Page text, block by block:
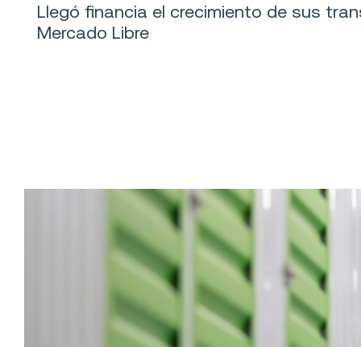
Llegó financia el crecimiento de sus
Mercado Libre